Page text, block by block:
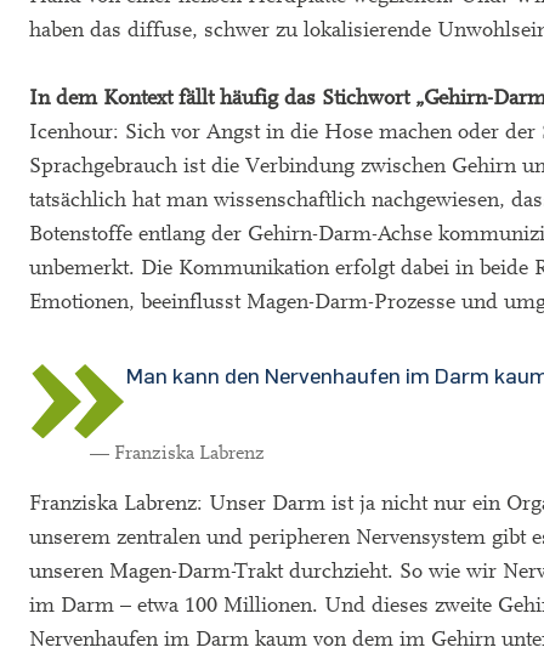
haben das diffuse, schwer zu lokalisierende
In dem Kontext fällt häufig das Stichwort „Gehirn-
Icenhour: Sich vor Angst in die Hose machen oder
Sprachgebrauch ist die Verbindung zwischen Gehirn
tatsächlich hat man wissenschaftlich nachgewiesen,
Botenstoffe entlang der Gehirn-Darm-Achse
unbemerkt. Die Kommunikation erfolgt dabei in
Emotionen, beeinflusst Magen-Darm-Prozesse und
Man kann den Nervenhaufen im Darm
— Franziska Labrenz
Franziska Labrenz: Unser Darm ist ja nicht nur ein
unserem zentralen und peripheren Nervensystem gibt
unseren Magen-Darm-Trakt durchzieht. So wie wir
im Darm – etwa 100 Millionen. Und dieses zweite
Nervenhaufen im Darm kaum von dem im Gehirn